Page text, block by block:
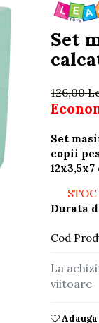
Set
126,00
Set
copii
Durata
Cod
La
viitoare